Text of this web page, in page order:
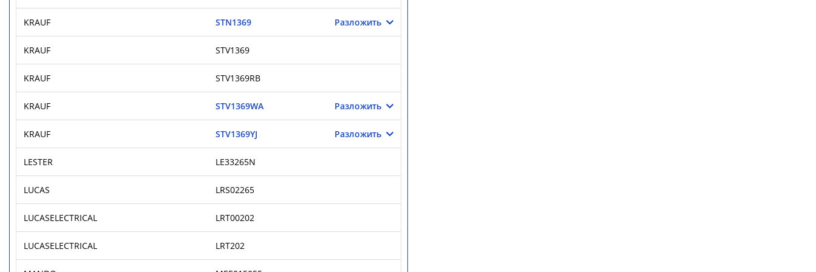
KRAUF STN1369 Разложить
KRAUF STV1369
KRAUF STV1369RB
KRAUF STV1369WA Разложить
KRAUF STV1369YJ Разложить
LESTER LE33265N
LUCAS LRS02265
LUCASELECTRICAL LRT00202
LUCASELECTRICAL LRT202